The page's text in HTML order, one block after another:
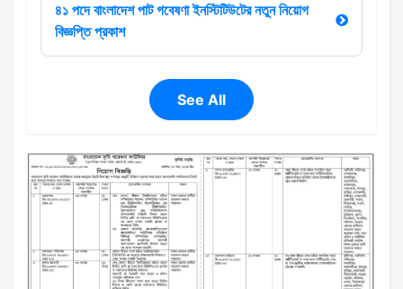
৪১ পদে বাংলাদেশ পাট গবেষণা ইনস্টিটিউটের নতুন নিয়োগ
বিজ্ঞপ্তি প্রকাশ
See All